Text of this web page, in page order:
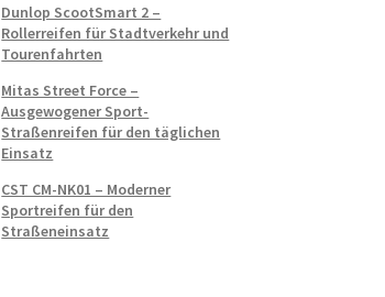
Dunlop ScootSmart 2 –
Rollerreifen für Stadtverkehr und
Tourenfahrten
Mitas Street Force –
Ausgewogener Sport-
Straßenreifen für den täglichen
Einsatz
CST CM-NK01 – Moderner
Sportreifen für den
Straßeneinsatz